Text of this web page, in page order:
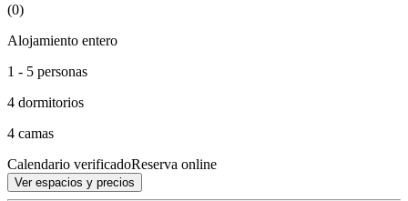
(0)
Alojamiento entero
1 - 5 personas
4 dormitorios
4 camas
Calendario verificadoReserva online
Ver espacios y precios